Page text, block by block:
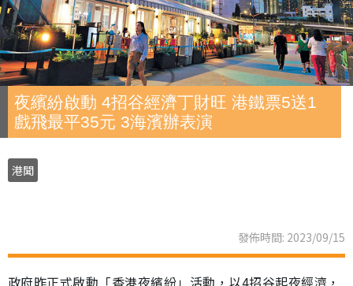
夜繽紛啟動 4招谷經濟丁財旺 港鐵票5送1
戲飛最平35元 3海濱辦表演
港聞
發佈時間: 2023/09/15
政府昨正式啟動「香港夜繽紛」活動，以4招谷起夜經濟，